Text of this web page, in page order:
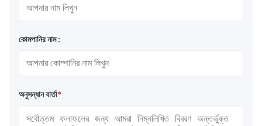
কোমপানির নাম :
অনুসন্ধান বার্তা*